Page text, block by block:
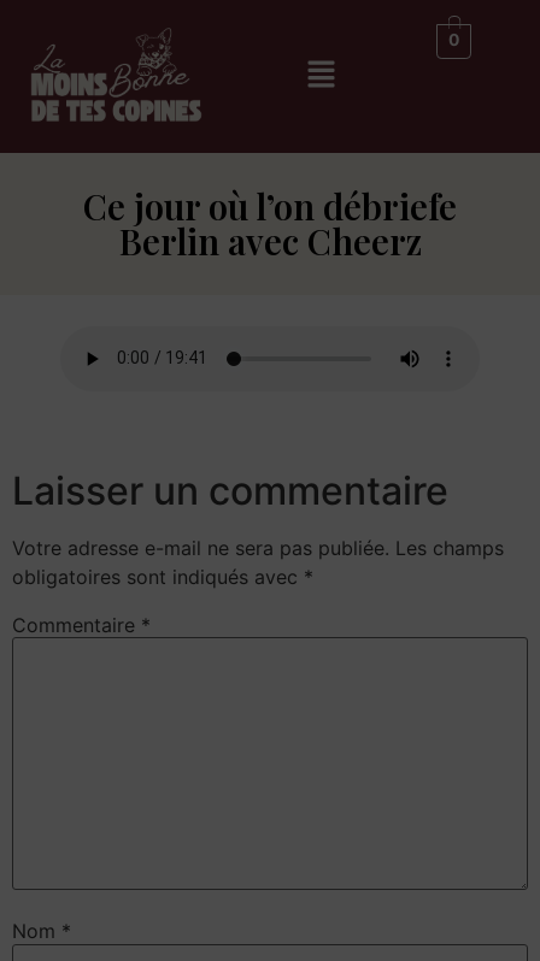
0
Ce jour où l’on débriefe
Berlin avec Cheerz
Laisser un commentaire
Votre adresse e-mail ne sera pas publiée. Les champs
obligatoires sont indiqués avec *
Commentaire *
Nom *